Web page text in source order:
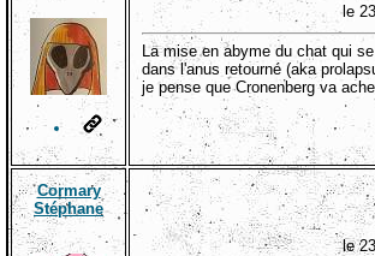
le
La mise en abyme du chat qui
dans l'anus retourné (aka
je pense que Cronenberg va
Cormary
Stéphane
le